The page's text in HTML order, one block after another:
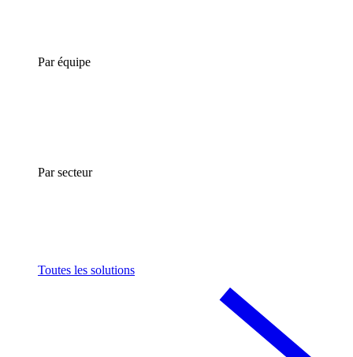
Par équipe
Par secteur
Toutes les solutions